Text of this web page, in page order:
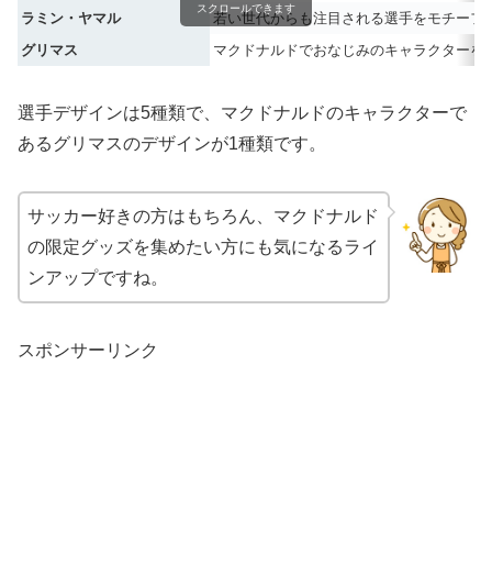
ラミン・ヤマル
若い世代からも注目される選手をモチーフ
グリマス
マクドナルドでおなじみのキャラクターを
スクロールできます
選手デザインは5種類で、マクドナルドのキャラクターで
あるグリマスのデザインが1種類です。
サッカー好きの方はもちろん、マクドナルド
の限定グッズを集めたい方にも気になるライ
ンアップですね。
スポンサーリンク